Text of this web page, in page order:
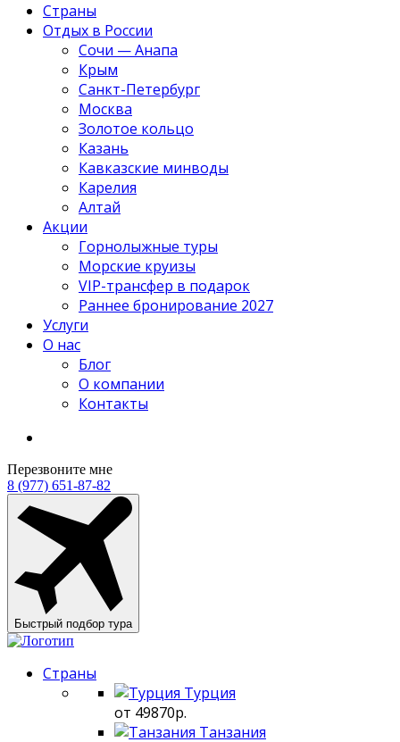
Страны
Отдых в России
Сочи — Анапа
Крым
Санкт-Петербург
Москва
Золотое кольцо
Казань
Кавказские минводы
Карелия
Алтай
Акции
Горнолыжные туры
Морские круизы
VIP-трансфер в подарок
Раннее бронирование 2027
Услуги
О нас
Блог
О компании
Контакты
Перезвоните мне
8 (977) 651-87-82
Быстрый подбор тура
Страны
Турция
от 49870р.
Танзания